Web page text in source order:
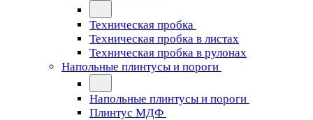
Техническая пробка
Техническая пробка в листах
Техническая пробка в рулонах
Напольные плинтусы и пороги
Напольные плинтусы и пороги
Плинтус МДФ